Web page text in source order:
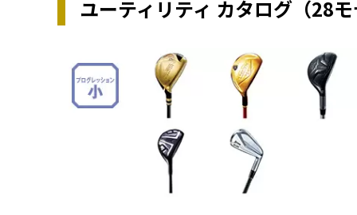
ユーティリティ カタログ（28